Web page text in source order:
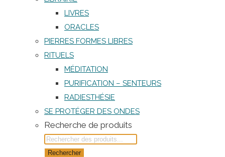
LIVRES
ORACLES
PIERRES FORMES LIBRES
RITUELS
MÉDITATION
PURIFICATION – SENTEURS
RADIESTHÉSIE
SE PROTÉGER DES ONDES
Recherche de produits
Rechercher